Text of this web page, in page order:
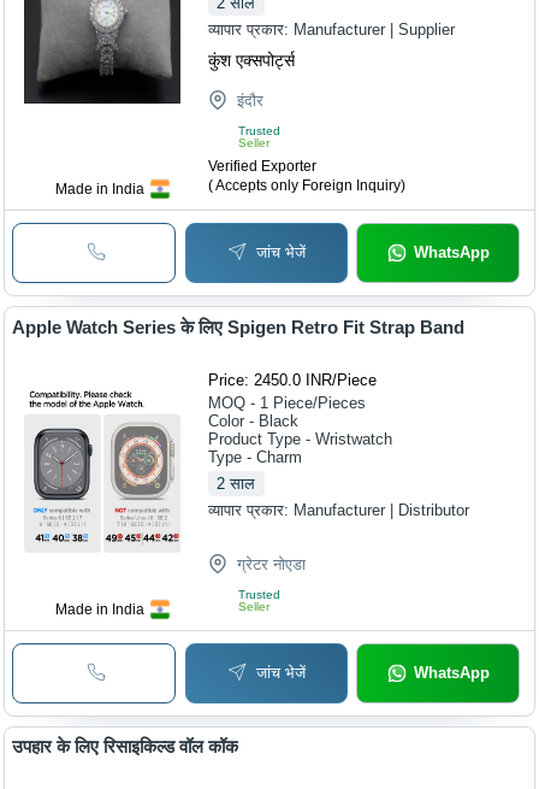
Made in India
व्यापार प्रकार: Manufacturer | Supplier
कुंश एक्सपोर्ट्स
इंदौर
Trusted
Seller
Verified Exporter
( Accepts only Foreign Inquiry)
जांच भेजें WhatsApp
Made in India
Apple Watch Series के लिए Spigen Retro Fit Strap Band
Price: 2450.0 INR/Piece
MOQ - 1 Piece/Pieces
Color - Black
Product Type - Wristwatch
Type - Charm
2 साल
व्यापार प्रकार: Manufacturer | Distributor
ग्रेटर नोएडा
Trusted
Seller
जांच भेजें WhatsApp
उपहार के लिए रिसाइकिल्ड वॉल कॉक